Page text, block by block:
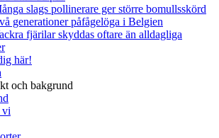
slags pollinerare ger större bomullsskörd
generationer påfågelöga i Belgien
fjärilar skyddas oftare än alldagliga
här!
och bakgrund
vi